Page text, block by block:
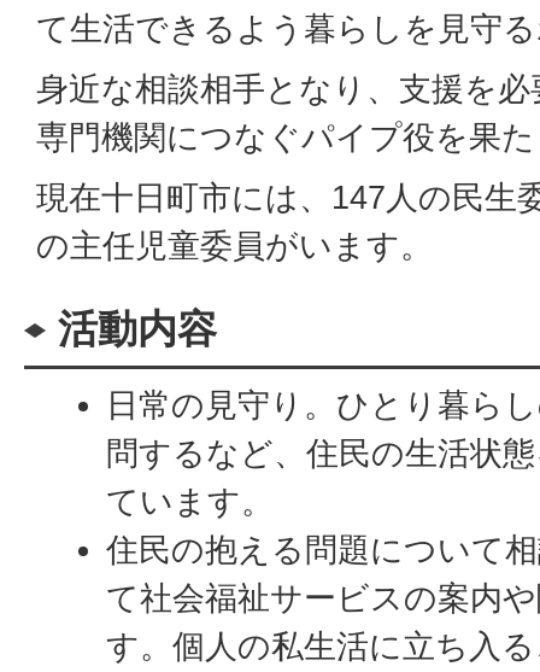
て生活できるよう暮らしを見守
身近な相談相手となり、支援を
専門機関につなぐパイプ役を果
現在十日町市には、147人の民生
の主任児童委員がいます。
活動内容
日常の見守り。ひとり暮ら
問するなど、住民の生活状
ています。
住民の抱える問題について
て社会福祉サービスの案内
す。個人の私生活に立ち入